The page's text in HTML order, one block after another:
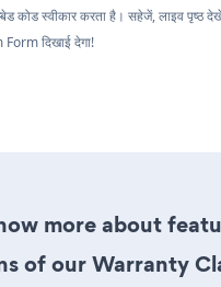
कोड स्वीकार करता है। सहेजें, लाइव पृष्ठ
दिखाई देगा!
more about
of our Warranty